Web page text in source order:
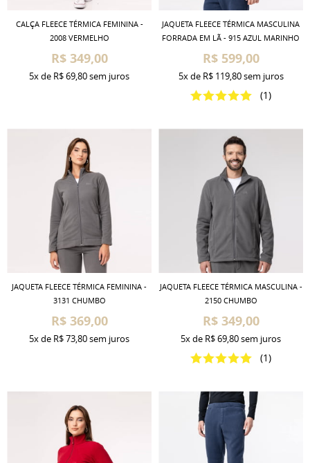
CALÇA FLEECE TÉRMICA FEMININA -
2008 VERMELHO
R$ 349,00
5xde R$ 69,80sem juros
JAQUETA FLEECE TÉRMICA MASCULINA
FORRADA EM LÃ - 915 AZUL MARINHO
R$ 599,00
(1)
5xde R$ 119,80sem juros
JAQUETA FLEECE TÉRMICA FEMININA -
3131 CHUMBO
R$ 369,00
5xde R$ 73,80sem juros
JAQUETA FLEECE TÉRMICA MASCULINA -
2150 CHUMBO
R$ 349,00
(1)
5xde R$ 69,80sem juros